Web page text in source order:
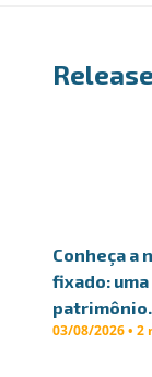
Conheça a
fixado:
patrimônio.
03/08/2026 •